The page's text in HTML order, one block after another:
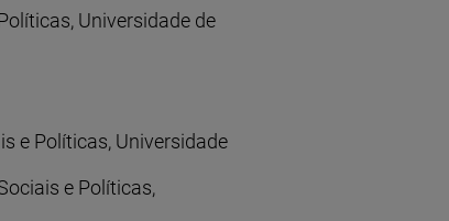
Universidade de
e Políticas, Universidade
e Políticas,